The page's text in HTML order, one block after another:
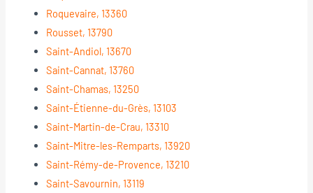
Roquevaire, 13360
Rousset, 13790
Saint-Andiol, 13670
Saint-Cannat, 13760
Saint-Chamas, 13250
Saint-Étienne-du-Grès, 13103
Saint-Martin-de-Crau, 13310
Saint-Mitre-les-Remparts, 13920
Saint-Rémy-de-Provence, 13210
Saint-Savournin, 13119